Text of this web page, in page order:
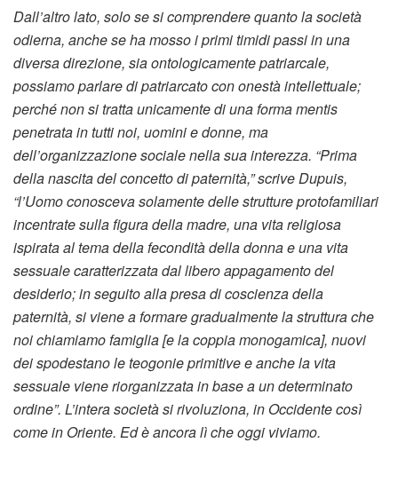
Dall’altro lato, solo se si comprendere quanto la società
odierna, anche se ha mosso i primi timidi passi in una
diversa direzione, sia ontologicamente patriarcale,
possiamo parlare di patriarcato con onestà intellettuale;
perché non si tratta unicamente di una forma mentis
penetrata in tutti noi, uomini e donne, ma
dell’organizzazione sociale nella sua interezza. “Prima
della nascita del concetto di paternità,” scrive Dupuis,
“l’Uomo conosceva solamente delle strutture protofamiliari
incentrate sulla figura della madre, una vita religiosa
ispirata al tema della fecondità della donna e una vita
sessuale caratterizzata dal libero appagamento del
desiderio; in seguito alla presa di coscienza della
paternità, si viene a formare gradualmente la struttura che
noi chiamiamo famiglia[e la coppia monogamica], nuovi
dei spodestano le teogonie primitive e anche la vita
sessuale viene riorganizzata in base a un determinato
ordine”. L’intera società si rivoluziona, in Occidente così
come in Oriente. Ed è ancora lì che oggi viviamo.